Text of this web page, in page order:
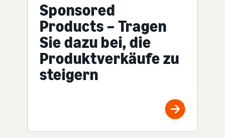
Sponsored
Products – Tragen
Sie dazu bei, die
Produktverkäufe zu
steigern